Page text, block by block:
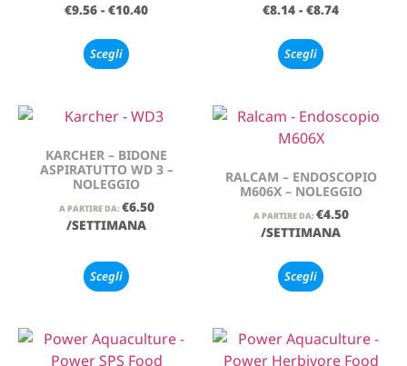
€9.56 - €10.40
Scegli
€8.14 - €8.74
Scegli
KARCHER – BIDONE
ASPIRATUTTO WD 3 –
NOLEGGIO
A PARTIRE DA: €6.50
/SETTIMANA
Scegli
RALCAM – ENDOSCOPIO
M606X – NOLEGGIO
A PARTIRE DA: €4.50
/SETTIMANA
Scegli